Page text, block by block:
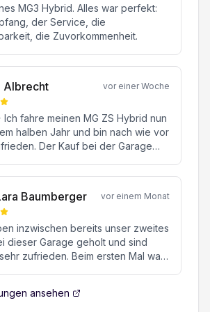
MG3 Hybrid. Alles war perfekt:
der Service, die
die Zuvorkommenheit.
Albrecht vor einer Woche
halben Jahr und bin nach wie vor
Der Kauf bei der Garage
rundum positive Erfahrung.
Herrn Janick Moor. Er hat
ehrlich und ohne jeglichen
beraten. Mit seiner
engagierten und
Art hat er sich viel Zeit für all
habe. Auch nach dem
Baumberger vor einem Monat
inzwischen bereits unser zweites
dieser Garage geholt und sind
zufrieden. Beim ersten Mal war
Abwicklung von Anfang bis Ende
ansehen